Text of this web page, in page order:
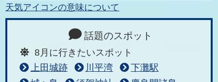
天気アイコンの意味について
話題のスポット
8月に行きたいスポット
上田城跡
川平湾
下灘駅